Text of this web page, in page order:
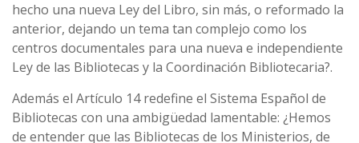
hecho una nueva Ley del Libro, sin más, o reformado la
anterior, dejando un tema tan complejo como los
centros documentales para una nueva e independiente
Ley de las Bibliotecas y la Coordinación Bibliotecaria?.
Además el Artí­culo 14 redefine el Sistema Español de
Bibliotecas con una ambigüedad lamentable: ¿Hemos
de entender que las Bibliotecas de los Ministerios, de